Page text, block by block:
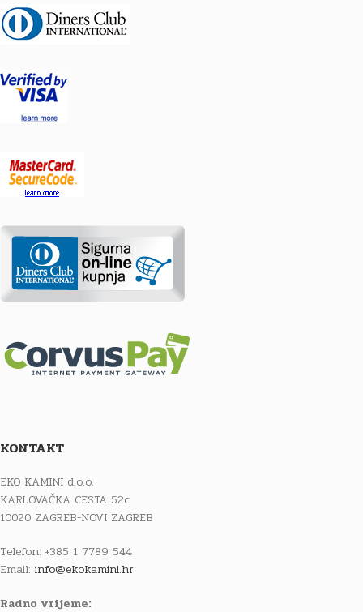
KONTAKT
EKO KAMINI d.o.o.
KARLOVAČKA CESTA 52c
10020 ZAGREB-NOVI ZAGREB
Telefon: +385 1 7789 544
Email: info@ekokamini.hr
Radno vrijeme: